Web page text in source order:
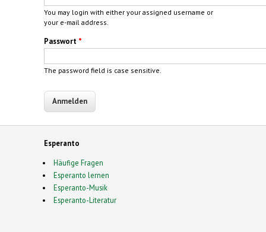
You may login with either your assigned username or
your e-mail address.
Passwort *
The password field is case sensitive.
Esperanto
Häufige Fragen
Esperanto lernen
Esperanto-Musik
Esperanto-Literatur